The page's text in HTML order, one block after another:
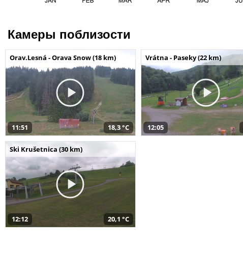
Камеры поблизости
Orav.Lesná - Orava Snow (18 km)
11:51 18,3 °C
Vrátna - Paseky (22 km)
12:05
Ski Krušetnica (30 km)
12:12 20,1 °C